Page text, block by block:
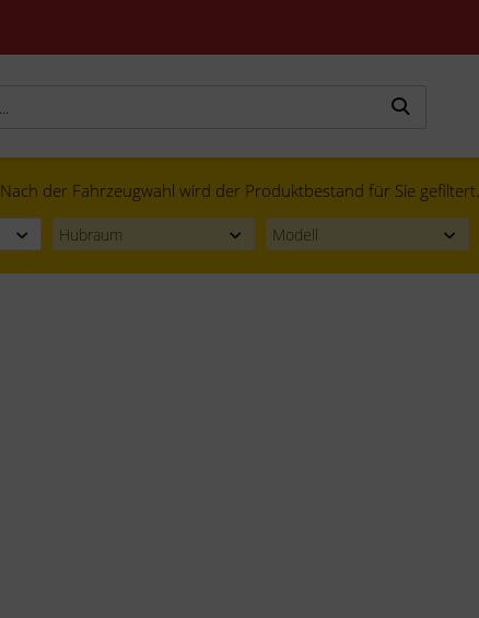
Nach der Fahrzeugwahl wird der Produktbestand für Sie gefiltert.